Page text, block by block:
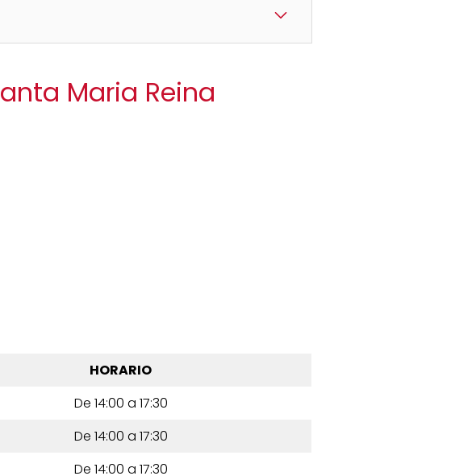
Maria Reina
HORARIO
De 14:00 a 17:30
De 14:00 a 17:30
De 14:00 a 17:30